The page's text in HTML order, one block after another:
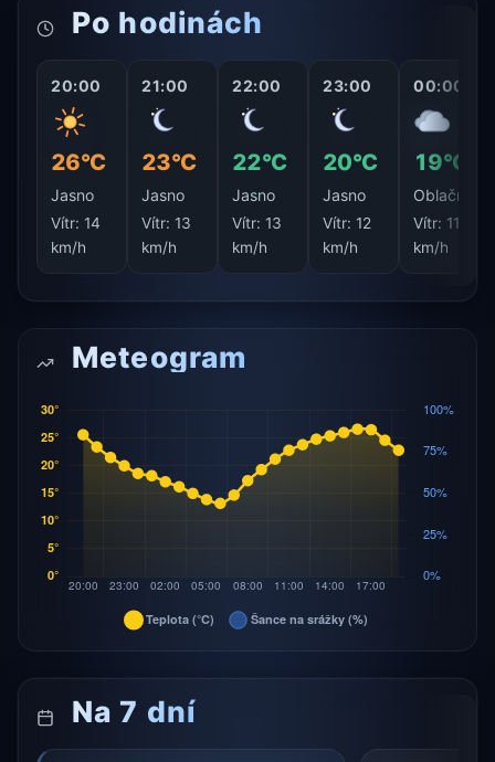
Po hodinách
20:00
26°C
Jasno
Vítr: 14
km/h
21:00
23°C
Jasno
Vítr: 13
km/h
22:00
22°C
Jasno
Vítr: 13
km/h
23:00
20°C
Jasno
Vítr: 12
km/h
00:00
19°C
Oblačno
Vítr: 11
km/h
Meteogram
Na 7 dní